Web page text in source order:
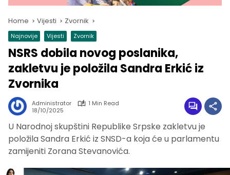
Home Vijesti Zvornik
Najnovije Vijesti Zvornik
NSRS dobila novog poslanika,
zakletvu je položila Sandra Erkić iz
Zvornika
Administrator
1 Min Read
18/10/2025
U Narodnoj skupštini Republike Srpske zakletvu je
položila Sandra Erkić iz SNSD-a koja će u parlamentu
zamijeniti Zorana Stevanovića.